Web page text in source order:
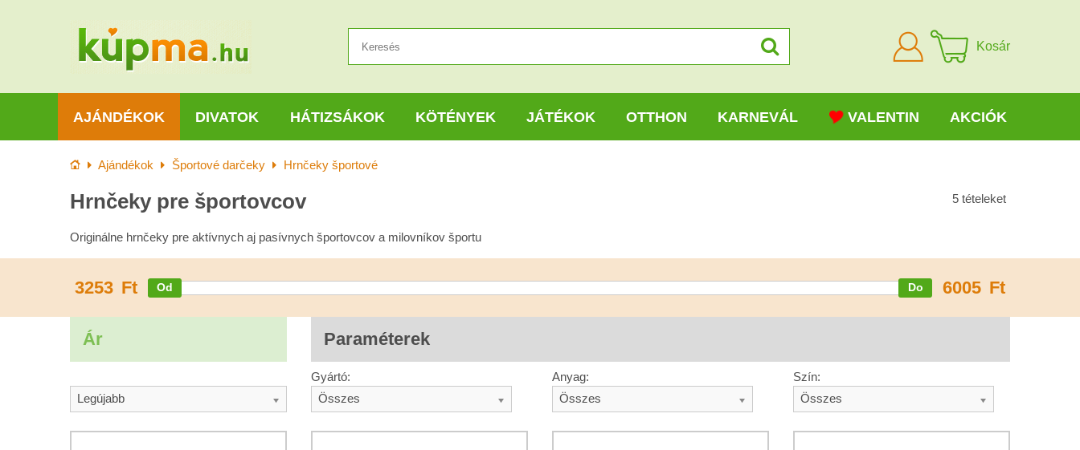
Bejelentkezni
Kosár
AJÁNDÉKOK DIVATOK HÁTIZSÁKOK KÖTÉNYEK JÁTÉKOK OTTHON KARNEVÁL VALENTIN AKCIÓK
KezdőlapAjándékok Športové darčeky Hrnčeky športové
Hrnčeky pre športovcov 5 tételeket
Originálne hrnčeky pre aktívnych aj pasívnych športovcov a milovníkov športu
3253 Ft 6005 Ft
Ár Paraméterek
Legújabb
Gyártó:
Összes
Anyag:
Összes
Szín:
Összes